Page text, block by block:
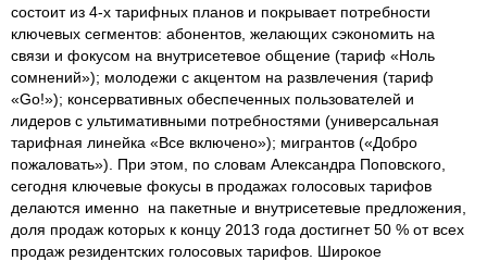
состоит из 4-х тарифных планов и покрывает потребности
ключевых сегментов: абонентов, желающих сэкономить на
связи и фокусом на внутрисетевое общение (тариф «Ноль
сомнений»); молодежи с акцентом на развлечения (тариф
«Go!»); консервативных обеспеченных пользователей и
лидеров с ультимативными потребностями (универсальная
тарифная линейка «Все включено»); мигрантов («Добро
пожаловать»). При этом, по словам Александра Поповского,
сегодня ключевые фокусы в продажах голосовых тарифов
делаются именно на пакетные и внутрисетевые предложения,
доля продаж которых к концу 2013 года достигнет 50 % от всех
продаж резидентских голосовых тарифов. Широкое